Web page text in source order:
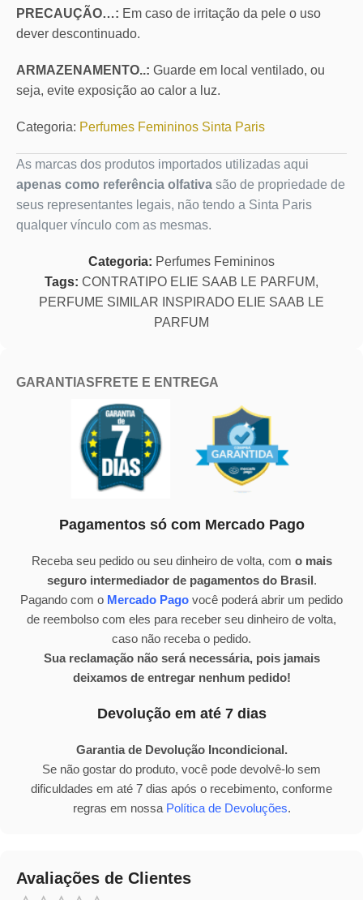
PRECAUÇÃO…: Em caso de irritação da pele o uso
dever descontinuado.
ARMAZENAMENTO..: Guarde em local ventilado, ou
seja, evite exposição ao calor a luz.
Categoria: Perfumes Femininos Sinta Paris
As marcas dos produtos importados utilizadas aqui
apenas como referência olfativa são de propriedade de
seus representantes legais, não tendo a Sinta Paris
qualquer vínculo com as mesmas.
Categoria: Perfumes Femininos
Tags: CONTRATIPO ELIE SAAB LE PARFUM,
PERFUME SIMILAR INSPIRADO ELIE SAAB LE
PARFUM
GARANTIAS FRETE E ENTREGA
Pagamentos só com Mercado Pago
Receba seu pedido ou seu dinheiro de volta, com o mais
seguro intermediador de pagamentos do Brasil.
Pagando com o Mercado Pago você poderá abrir um pedido
de reembolso com eles para receber seu dinheiro de volta,
caso não receba o pedido.
Sua reclamação não será necessária, pois jamais
deixamos de entregar nenhum pedido!
Devolução em até 7 dias
Garantia de Devolução Incondicional.
Se não gostar do produto, você pode devolvê-lo sem
dificuldades em até 7 dias após o recebimento, conforme
regras em nossa Política de Devoluções.
Avaliações de Clientes